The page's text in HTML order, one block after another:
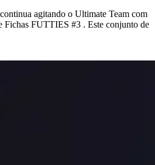
agitando o Ultimate Team com
Fichas FUTTIES #3 . Este conjunto de